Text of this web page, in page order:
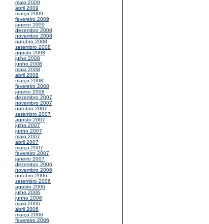
maio 2009
abril 2009
março 2009
fevereiro 2009
janeiro 2009
dezembro 2008
novembro 2008
outubro 2008
setembro 2008
agosto 2008
julho 2008
junho 2008
maio 2008
abril 2008
março 2008
fevereiro 2008
janeiro 2008
dezembro 2007
novembro 2007
outubro 2007
setembro 2007
agosto 2007
julho 2007
junho 2007
maio 2007
abril 2007
março 2007
fevereiro 2007
janeiro 2007
dezembro 2006
novembro 2006
outubro 2006
setembro 2006
agosto 2006
julho 2006
junho 2006
maio 2006
abril 2006
março 2006
fevereiro 2006